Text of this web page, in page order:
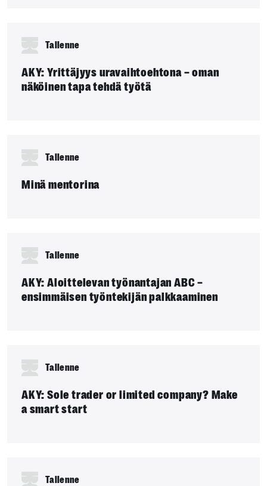
Tallenne
AKY: Yrittäjyys uravaihtoehtona – oman
näköinen tapa tehdä työtä
Tallenne
Minä mentorina
Tallenne
AKY: Aloittelevan työnantajan ABC –
ensimmäisen työntekijän palkkaaminen
Tallenne
AKY: Sole trader or limited company? Make
a smart start
Tallenne